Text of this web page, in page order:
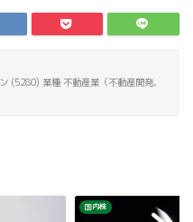
(5280) 業種 不動産業（不動産開発、
国内株